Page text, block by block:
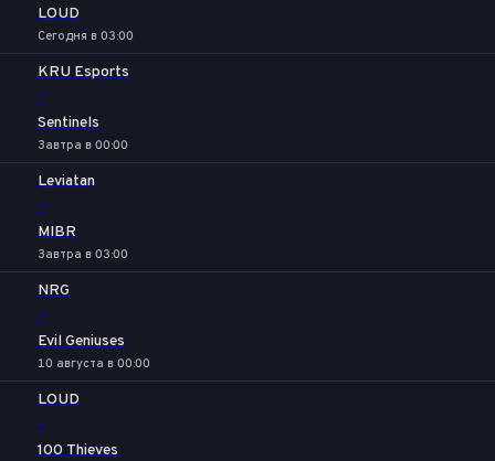
LOUD
Сегодня в 03:00
KRU Esports
-
Sentinels
Завтра в 00:00
Leviatan
-
MIBR
Завтра в 03:00
NRG
-
Evil Geniuses
10 августа в 00:00
LOUD
-
100 Thieves